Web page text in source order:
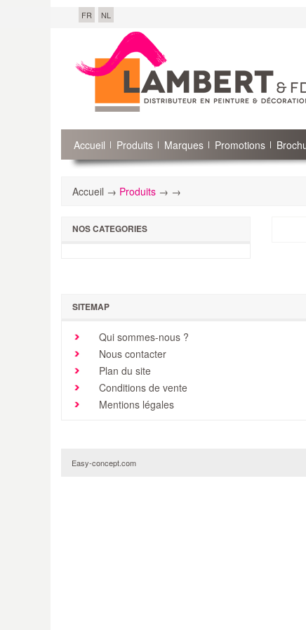
FR NL
Accueil Produits Marques Promotions
Accueil → Produits → →
NOS CATEGORIES
SITEMAP
Qui sommes-nous ?
Nous contacter
Plan du site
Conditions de vente
Mentions légales
Easy-concept.com